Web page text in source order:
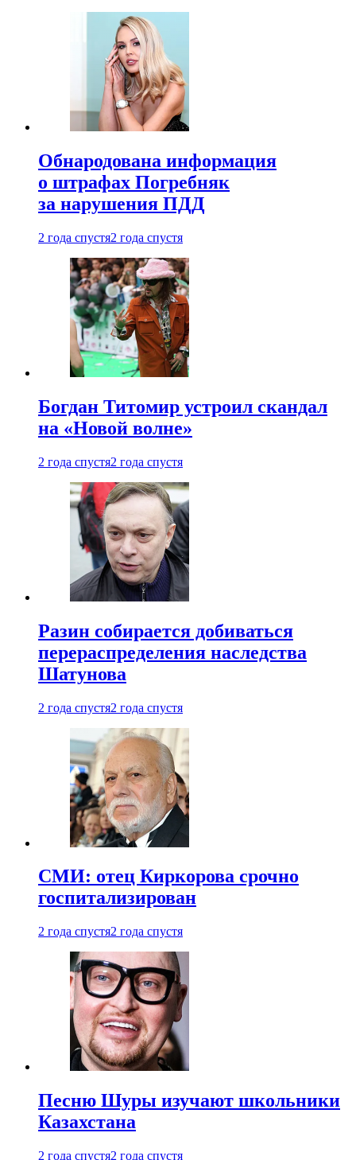
Обнародована информация
о штрафах Погребняк
за нарушения ПДД
2 года спустя2 года спустя
Богдан Титомир устроил скандал
на «Новой волне»
2 года спустя2 года спустя
Разин собирается добиваться
перераспределения наследства
Шатунова
2 года спустя2 года спустя
СМИ: отец Киркорова срочно
госпитализирован
2 года спустя2 года спустя
Песню Шуры изучают школьники
Казахстана
2 года спустя2 года спустя